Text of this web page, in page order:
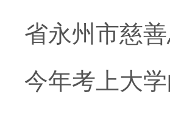
省永州市慈
今年考上大